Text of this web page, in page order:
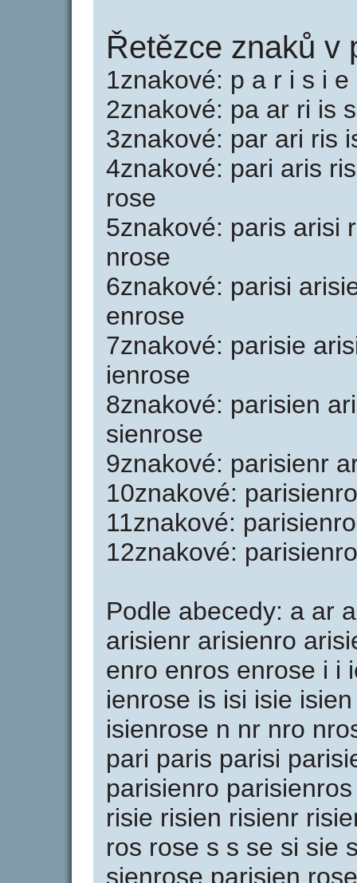
Řetězce znaků v
1znakové: p a r i s i
2znakové: pa ar ri is
3znakové: par ari ris
4znakové: pari aris
rose
5znakové: paris arisi
nrose
6znakové: parisi
enrose
7znakové: parisie
ienrose
8znakové: parisien
sienrose
9znakové: parisienr
10znakové:
11znakové:
12znakové:
Podle abecedy: a ar
arisienr arisienro
enro enros enrose i i
ienrose is isi isie
isienrose n nr nro
pari paris parisi
parisienro
risie risien risienr
ros rose s s se si sie
sienrose parisien rose